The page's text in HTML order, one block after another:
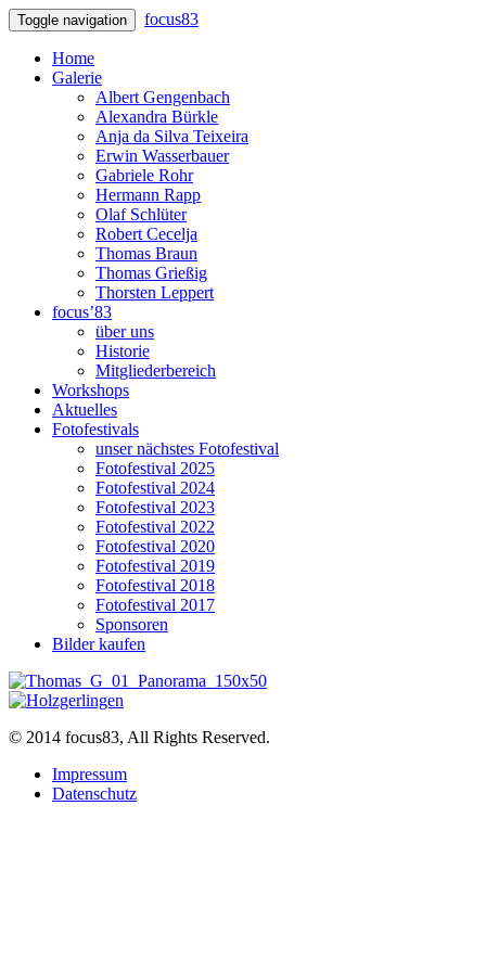
Toggle navigation focus83
Home
Galerie
Albert Gengenbach
Alexandra Bürkle
Anja da Silva Teixeira
Erwin Wasserbauer
Gabriele Rohr
Hermann Rapp
Olaf Schlüter
Robert Cecelja
Thomas Braun
Thomas Grießig
Thorsten Leppert
focus’83
über uns
Historie
Mitgliederbereich
Workshops
Aktuelles
Fotofestivals
unser nächstes Fotofestival
Fotofestival 2025
Fotofestival 2024
Fotofestival 2023
Fotofestival 2022
Fotofestival 2020
Fotofestival 2019
Fotofestival 2018
Fotofestival 2017
Sponsoren
Bilder kaufen
© 2014 focus83, All Rights Reserved.
Impressum
Datenschutz